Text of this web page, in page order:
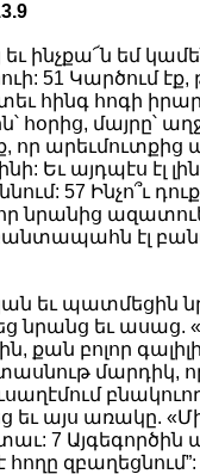
ինչքա՜ն եմ
51 Կարծում էք,
հինգ հոգի
մայրը՝
արեւմուտքից
Եւ այդպէս էլ
57 Ինչո՞ւ
նրանից
էլ բանտ
եւ պատմեցին
եւ ասաց.
քան բոլոր
մարդիկ,
եւ այս առակը.
7 Այգեգործին
հողը